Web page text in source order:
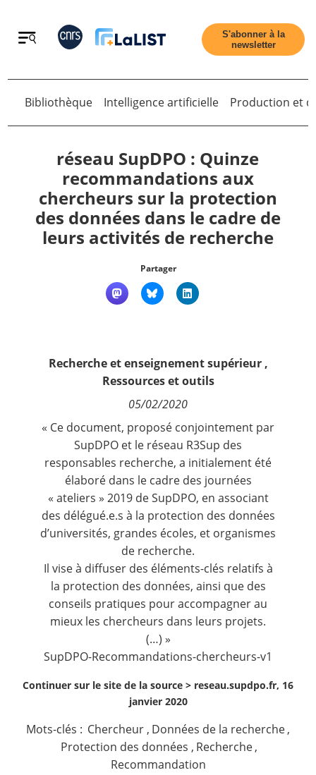
Retour
Accueil
Tous les articles
Qui sommes nous ?
Nous suivre
S'abonner à la
newsletter
Retour
Bibliothèque Intelligence artificielle Production et
réseau SupDPO : Quinze
recommandations aux
chercheurs sur la protection
des données dans le cadre de
leurs activités de recherche
Partager
Recherche et enseignement supérieur,
Ressources et outils
05/02/2020
« Ce document, proposé conjointement par
SupDPO et le réseau R3Sup des
responsables recherche, a initialement été
élaboré dans le cadre des journées
« ateliers » 2019 de SupDPO, en associant
des délégué.e.s à la protection des données
d’universités, grandes écoles, et organismes
de recherche.
Il vise à diffuser des éléments-clés relatifs à
la protection des données, ainsi que des
conseils pratiques pour accompagner au
mieux les chercheurs dans leurs projets.
(…) »
SupDPO-Recommandations-chercheurs-v1
Continuer sur le site de la source > reseau.supdpo.fr, 16
janvier 2020
Mots-clés : Chercheur , Données de la recherche,
Protection des données , Recherche,
Recommandation